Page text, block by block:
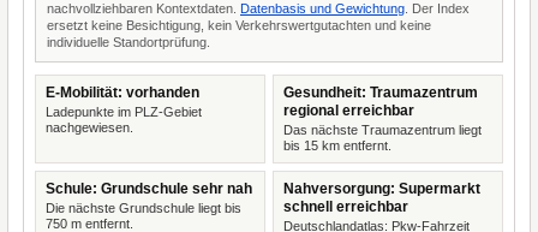
nachvollziehbaren Kontextdaten. Datenbasis und Gewichtung . Der Index
ersetzt keine Besichtigung, kein Verkehrswertgutachten und keine
individuelle Standortprüfung.
E-Mobilität: vorhanden
Ladepunkte im PLZ-Gebiet
nachgewiesen.
Gesundheit: Traumazentrum
regional erreichbar
Das nächste Traumazentrum liegt
bis 15 km entfernt.
Schule: Grundschule sehr nah
Die nächste Grundschule liegt bis
750 m entfernt.
Nahversorgung: Supermarkt
schnell erreichbar
Deutschlandatlas: Pkw-Fahrzeit